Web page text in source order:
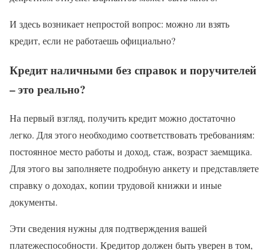
И здесь возникает непростой вопрос: можно ли взять
кредит, если не работаешь официально?
Кредит наличными без справок и поручителей
– это реально?
На первый взгляд, получить кредит можно достаточно
легко. Для этого необходимо соответствовать требованиям:
постоянное место работы и доход, стаж, возраст заемщика.
Для этого вы заполняете подробную анкету и представляете
справку о доходах, копии трудовой книжки и иные
документы.
Эти сведения нужны для подтверждения вашей
платежеспособности. Кредитор должен быть уверен в том,